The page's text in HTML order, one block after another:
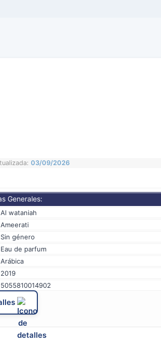
03/09/2026
Generales:
Al wataniah
Ameerati
Sin género
Eau de parfum
Arábica
2019
5055810014902